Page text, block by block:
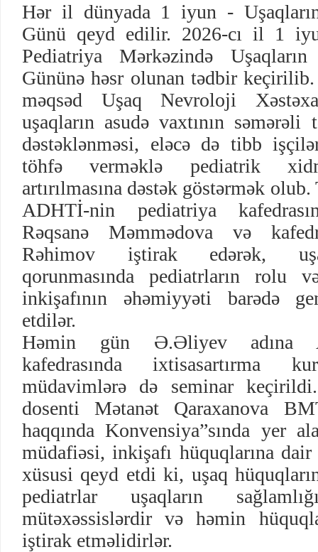
Hər il dünyada 1 iyun -
Günü qeyd edilir. 2026-cı il 1
Pediatriya Mərkəzində
Gününə həsr olunan tədbir
məqsəd Uşaq Nevroloji
uşaqların asudə vaxtının
dəstəklənməsi, eləcə də tibb
töhfə verməklə pediatrik
artırılmasına dəstək göstərmək
ADHTİ-nin pediatriya
Rəqsanə Məmmədova və
Rəhimov iştirak edərək,
qorunmasında pediatrların rolu
inkişafının əhəmiyyəti barədə
etdilər.
Həmin gün Ə.Əliyev adına
kafedrasında ixtisasartırma
müdavimlərə də seminar
dosenti Mətanət Qaraxanova
haqqında Konvensiya”sında yer
müdafiəsi, inkişafı hüquqlarına
xüsusi qeyd etdi ki, uşaq
pediatrlar uşaqların
mütəxəssislərdir və həmin
iştirak etməlidirlər.